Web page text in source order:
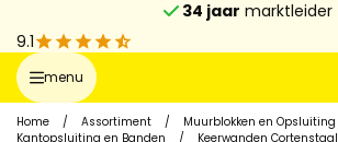
34 jaar marktleider
9.1
menu
Home / Assortiment / Muurblokken en Opsluiting
Kantopsluiting en Banden
/ Keerwanden Cortenstaal